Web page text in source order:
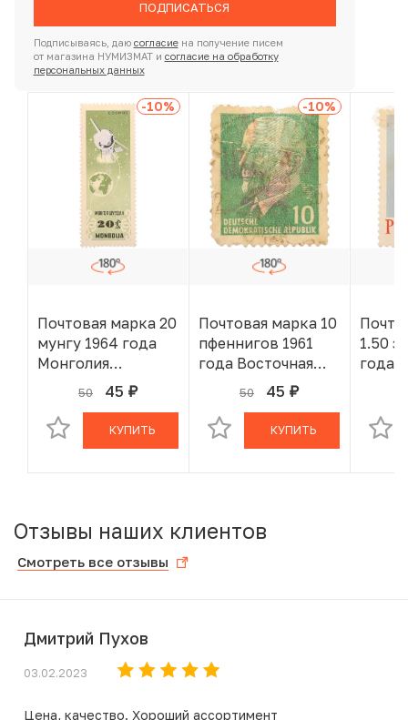
ПОДПИСАТЬСЯ
Подписываясь, даю согласиена получение писем
от магазина НУМИЗМАТ и согласие на обработку
персональных данных
-10%
Почтовая марка 20
мунгу 1964 года
Монголия
«Исследование
космоса —
Советский
искусственный
50 45 руб.
В КОРЗИНЕ
КУПИТЬ
-10%
Почтовая марка 10
пфеннигов 1961
года Восточная
Германия (ГДР)
«Стандартный
выпуск — Портрет
Председателя
50 45 руб.
В КОРЗИНЕ
КУПИТЬ
1.50
года
Отзывы наших клиентов
Смотреть все отзывы
Дмитрий Пухов
03.02.2023
Цена, качество. Хороший ассортимент